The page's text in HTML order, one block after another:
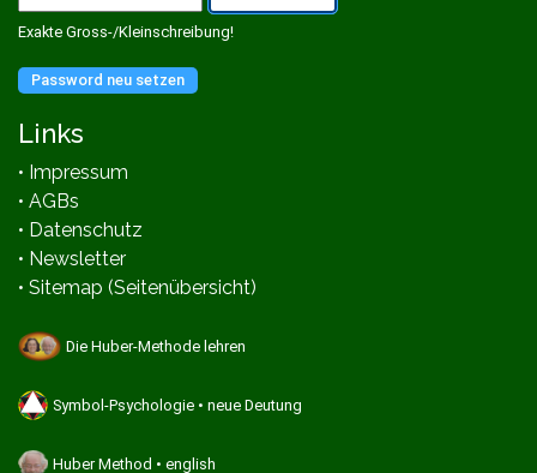
Exakte Gross-/Kleinschreibung!
Password neu setzen
Links
• Impressum
• AGBs
• Datenschutz
• Newsletter
• Sitemap (Seitenübersicht)
Die Huber-Methode lehren
Symbol-Psychologie • neue Deutung
Huber Method • english